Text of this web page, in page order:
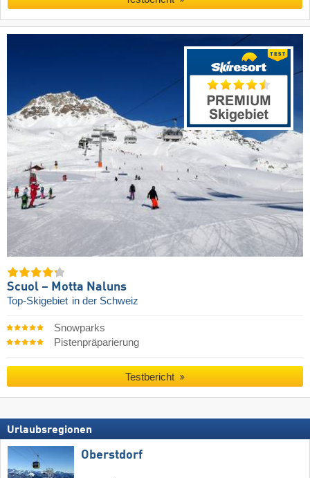
Scuol – Motta Naluns
Top-Skigebiet in der Schweiz
Snowparks
Pistenpräparierung
Testbericht
Urlaubsregionen
Oberstdorf